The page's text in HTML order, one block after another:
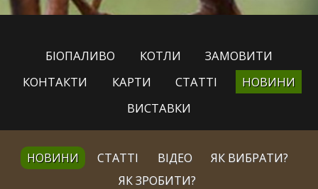
БІОПАЛИВО КОТЛИ
ЗАМОВИТИ
КОНТАКТИ
КАРТИ СТАТТІ
НОВИНИ
ВИСТАВКИ
НОВИНИ СТАТТІ ВІДЕО
ЯК ВИБРАТИ?
ЯК ЗРОБИТИ?